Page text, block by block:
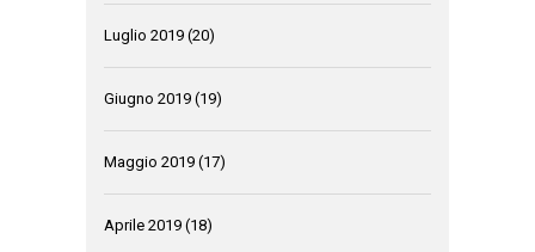
Luglio 2019 (20)
Giugno 2019 (19)
Maggio 2019 (17)
Aprile 2019 (18)